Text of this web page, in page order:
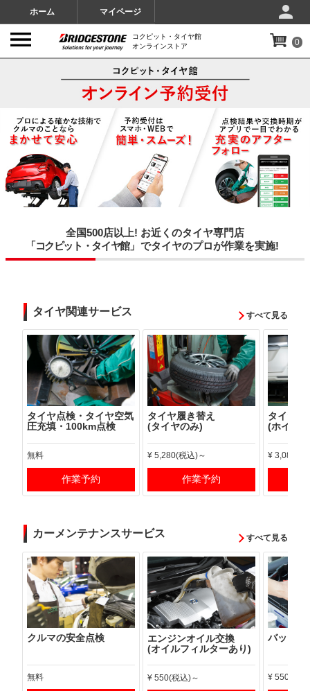
ホーム マイページ
コクピット・タイヤ館
オンラインストア
0
全国500店以上! お近くのタイヤ専門店
「コクピット・タイヤ館」でタイヤのプロが作業を実施!
タイヤ関連サービス すべて見る
タイヤ点検・タイヤ空気
圧充填・100km点検
無料
作業予約
タイヤ履き替え
(タイヤのみ)
¥ 5,280(税込)～
作業予約
タイヤ履
(ホイー
¥ 3,080(税
カーメンテナンスサービス すべて見る
クルマの安全点検
無料
エンジンオイル交換
(オイルフィルターあり)
¥ 550(税込)～
バッテリ
¥ 550(税